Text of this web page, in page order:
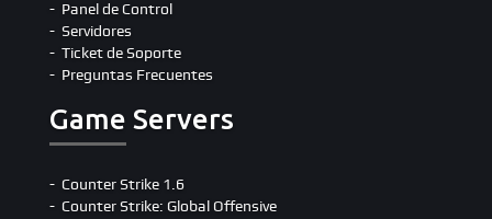
Panel de Control
Servidores
Ticket de Soporte
Preguntas Frecuentes
Game Servers
Counter Strike 1.6
Counter Strike: Global Offensive